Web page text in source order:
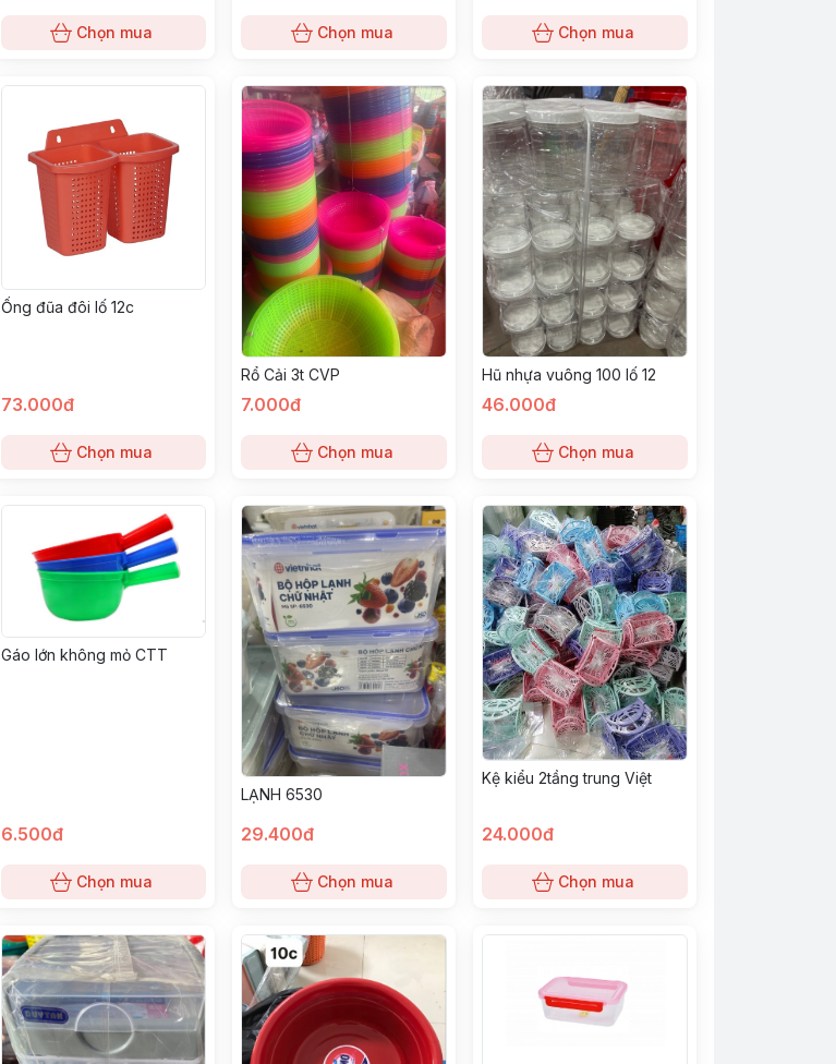
Chọn mua Chọn mua Chọn mua
Ống đũa đôi lố 12c
73.000đ
Chọn mua
Rổ Cải 3t CVP
7.000đ
Chọn mua
Hũ nhựa vuông 100 lố 12
46.000đ
Chọn mua
Gáo lớn không mỏ CTT
6.500đ
Chọn mua
LẠNH 6530
29.400đ
Chọn mua
Kệ kiểu 2tầng trung Việt
24.000đ
Chọn mua